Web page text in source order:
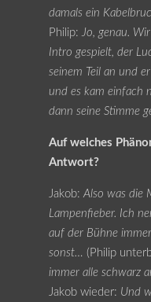
damals ein
Philip: Jo, genau.
Intro gespielt, der
seinem Teil an und
und es kam einfach
dann seine Stimme
Auf welches
Antwort?
Jakob: Also was die
Lampenfieber. Ich
auf der Bühne
sonst… (Philip
immer alle schwarz
Jakob wieder: Und